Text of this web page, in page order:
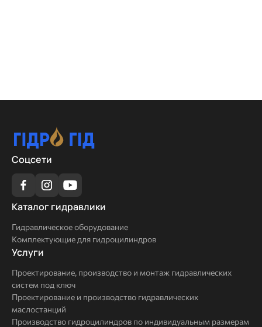
Соцсети
Каталог
Каталог гидравлики
Гидравлическое оборудование
Комплектующие для гидроцилиндров
Услуги
Услуги
Проектирование, производство и монтаж гидравлических
систем под ключ
Проектирование и производство гидравлических
маслостанций
Производство гидроцилиндров по индивидуальным размерам